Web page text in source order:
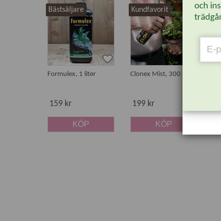
Bästsäljare
Formulex, 1 liter
159 kr
KÖP
Kundfavorit
Clonex Mist, 300 ml
199 kr
KÖP
och